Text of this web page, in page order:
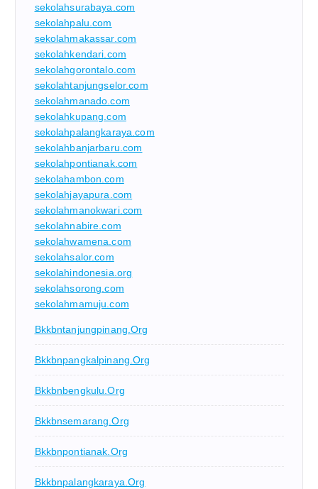
sekolahsurabaya.com
sekolahpalu.com
sekolahmakassar.com
sekolahkendari.com
sekolahgorontalo.com
sekolahtanjungselor.com
sekolahmanado.com
sekolahkupang.com
sekolahpalangkaraya.com
sekolahbanjarbaru.com
sekolahpontianak.com
sekolahambon.com
sekolahjayapura.com
sekolahmanokwari.com
sekolahnabire.com
sekolahwamena.com
sekolahsalor.com
sekolahindonesia.org
sekolahsorong.com
sekolahmamuju.com
Bkkbntanjungpinang.org
Bkkbnpangkalpinang.org
Bkkbnbengkulu.org
Bkkbnsemarang.org
Bkkbnpontianak.org
Bkkbnpalangkaraya.org